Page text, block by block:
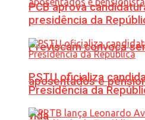
Previscam convoca
aposentados e
vida
PCB aprova
presidência da
PSTU oficializa
Presidência da